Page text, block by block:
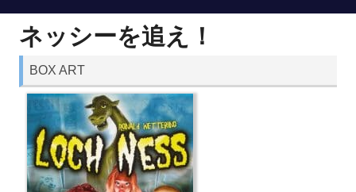
ネッシーを追え！
BOX ART